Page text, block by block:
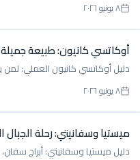
٨ يونيو ٢٠٢٦
أوكاتسي كانيون: طبيعة جميلة
دليل أوكاتسي كانيون العملي: لمن
٨ يونيو ٢٠٢٦
ميستيا وسفانيتي: رحلة
دليل ميستيا وسفانيتي: أبراج